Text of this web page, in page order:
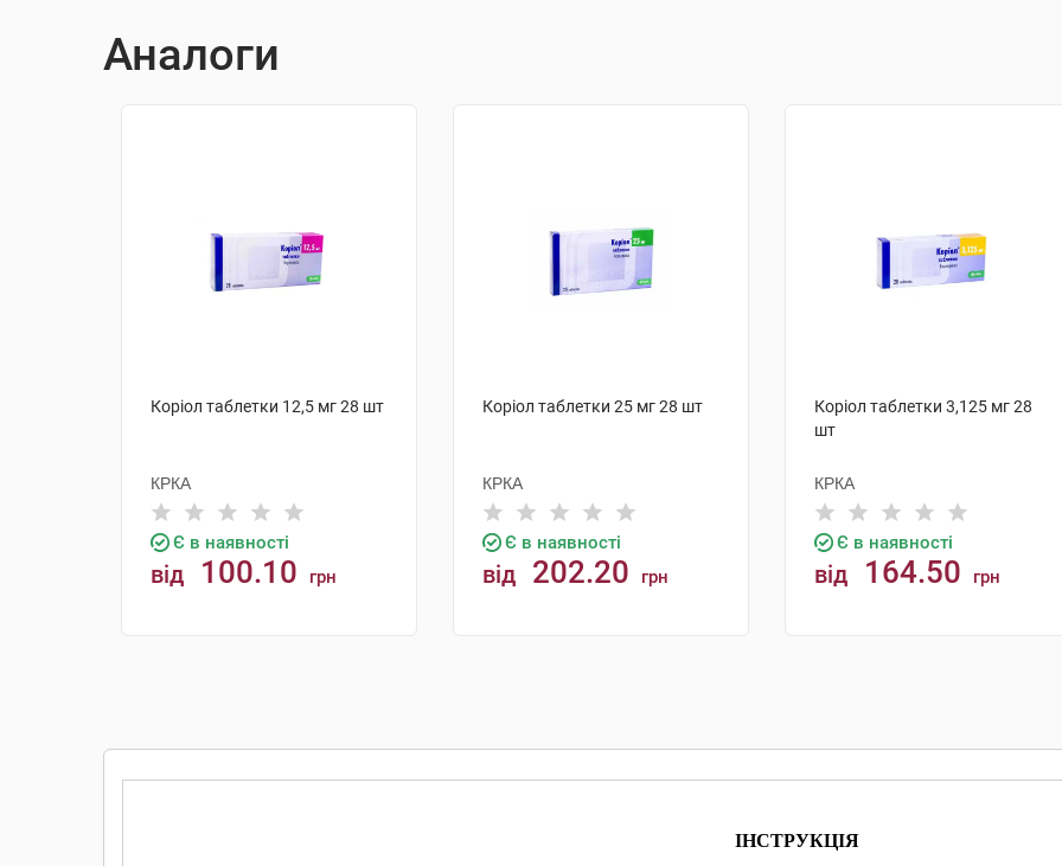
Аналоги
Коріол таблетки 12,5 мг 28 шт
КРКА
Є в наявності
від 100.10 грн
Коріол таблетки 25 мг 28 шт
КРКА
Є в наявності
від 202.20 грн
Коріол таблетки 3,125 мг 28
шт
КРКА
Є в наявності
від 164.50 грн